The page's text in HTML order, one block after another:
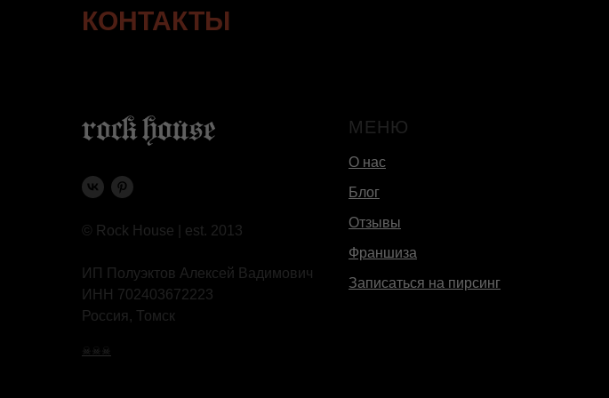
КОНТАКТЫ
© Rock House | est. 2013
ИП Полуэктов Алексей Вадимович
ИНН 702403672223
Россия, Томск
☠☠☠
МЕНЮ
О нас
Блог
Отзывы
Франшиза
Записаться на пирсинг